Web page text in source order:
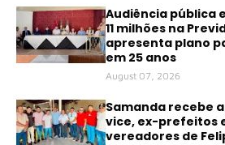
Audiência pública
11 milhões na
apresenta plano
em 25 anos
August 07, 2026
Samanda recebe
vice, ex-prefeitos
vereadores de